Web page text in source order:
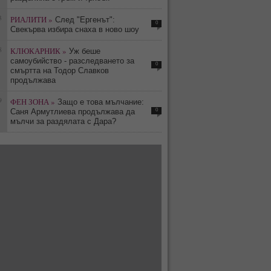
РИАЛИТИ » След "Ергенът":
Свекърва избира снаха в ново шоу
0
КЛЮКАРНИК » Уж беше
самоубийство - разследването за
смъртта на Тодор Славков
продължава
0
ФЕН ЗОНА » Защо е това мълчание:
Саня Армутлиева продължава да
мълчи за раздялата с Дара?
0